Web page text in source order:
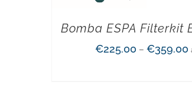
Bomba ESPA Filterkit
€225.00 –€359.00